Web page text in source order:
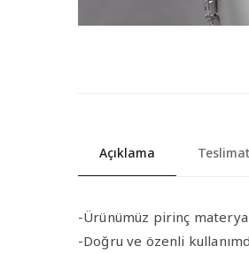
Açıklama Teslimat
-Ürünümüz pirinç
-Doğru ve özenli